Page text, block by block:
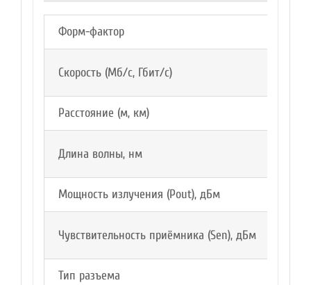
Форм-фактор
Скорость (Мб/с, Гбит/с)
Расстояние (м, км)
Длина волны, нм
Мощность излучения (Pout), дБм
Чувствительность приёмника (Sen), дБм
Тип разъема